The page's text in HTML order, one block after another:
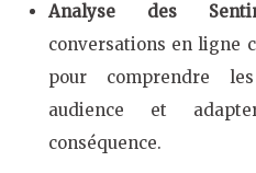
Analyse des
conversations en ligne
pour comprendre
audience et
conséquence.